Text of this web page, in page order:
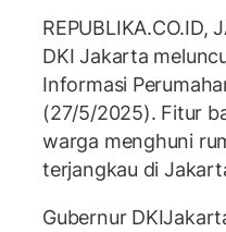
REPUBLIKA.CO.ID,
DKI Jakarta
Informasi
(27/5/2025). Fitur
warga menghuni
terjangkau di
Gubernur